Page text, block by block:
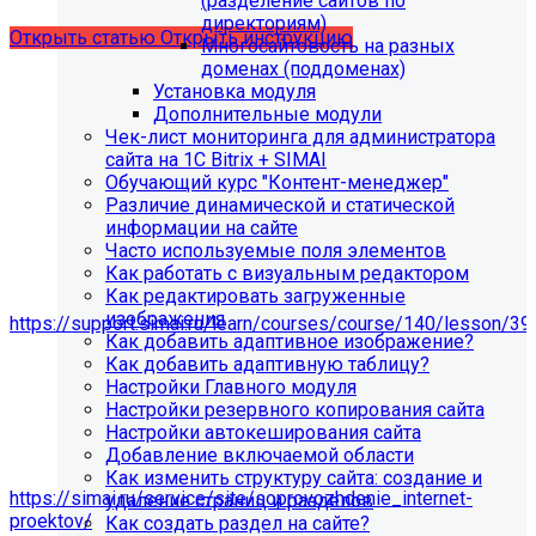
Открыть статью Открыть инструкцию
Мы подготовили чек-лист администратора сайта:
https://support.simai.ru/learn/courses/course/140/lesson/
Рекомендуем придерживаться регламента выполнения
этих работ — это помогает поддерживать сайт в
стабильном и безопасном состоянии.
Если у вас нет технических специалистов, вы можете
передать сайт на техническую поддержку нам:
https://simai.ru/service/site/soprovozhdenie_internet-
proektov/
директориям)
Многосайтовость на разных
доменах (поддоменах)
Установка модуля
Дополнительные модули
Чек-лист мониторинга для администратора
сайта на 1С Bitrix + SIMAI
Обучающий курс "Контент-менеджер"
Различие динамической и статической
информации на сайте
Часто используемые поля элементов
Как работать с визуальным редактором
Как редактировать загруженные
изображения
Как добавить адаптивное изображение?
Как добавить адаптивную таблицу?
Настройки Главного модуля
Настройки резервного копирования сайта
Настройки автокеширования сайта
Добавление включаемой области
Как изменить структуру сайта: создание и
удаление страниц и разделов
Как создать раздел на сайте?